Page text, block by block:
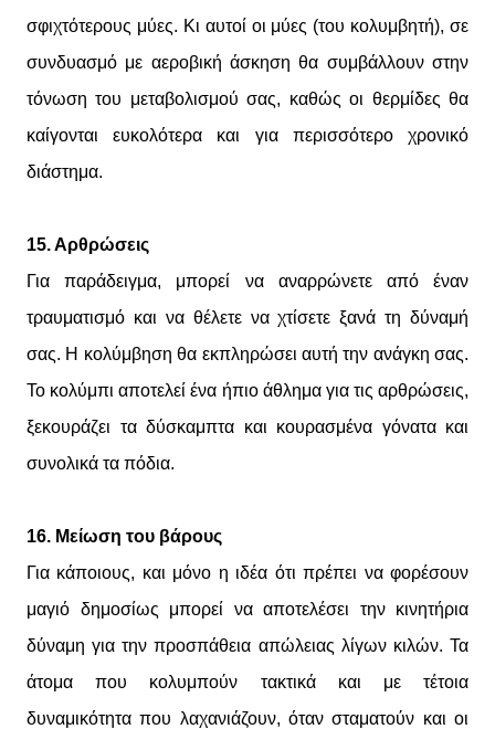
σφιχτότερους μύες. Κι αυτοί οι μύες (του κολυμβητή), σε
συνδυασμό με αεροβική άσκηση θα συμβάλλουν στην
τόνωση του μεταβολισμού σας, καθώς οι θερμίδες θα
καίγονται ευκολότερα και για περισσότερο χρονικό
διάστημα.
15. Αρθρώσεις
Για παράδειγμα, μπορεί να αναρρώνετε από έναν
τραυματισμό και να θέλετε να χτίσετε ξανά τη δύναμή
σας. Η κολύμβηση θα εκπληρώσει αυτή την ανάγκη σας.
Το κολύμπι αποτελεί ένα ήπιο άθλημα για τις αρθρώσεις,
ξεκουράζει τα δύσκαμπτα και κουρασμένα γόνατα και
συνολικά τα πόδια.
16. Μείωση του βάρους
Για κάποιους, και μόνο η ιδέα ότι πρέπει να φορέσουν
μαγιό δημοσίως μπορεί να αποτελέσει την κινητήρια
δύναμη για την προσπάθεια απώλειας λίγων κιλών. Τα
άτομα που κολυμπούν τακτικά και με τέτοια
δυναμικότητα που λαχανιάζουν, όταν σταματούν και οι